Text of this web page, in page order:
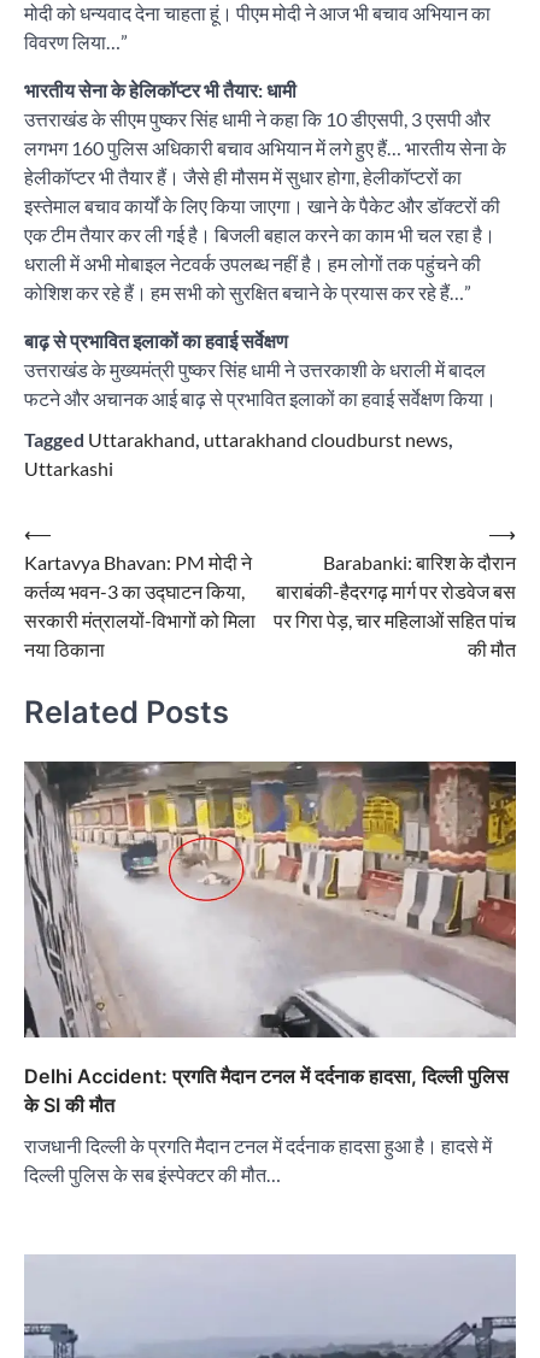
मोदी को धन्यवाद देना चाहता हूं। पीएम मोदी ने आज भी बचाव अभियान का
विवरण लिया…”
भारतीय सेना के हेलिकॉप्टर भी तैयार: धामी
उत्तराखंड के सीएम पुष्कर सिंह धामी ने कहा कि 10 डीएसपी, 3 एसपी और
लगभग 160 पुलिस अधिकारी बचाव अभियान में लगे हुए हैं… भारतीय सेना के
हेलीकॉप्टर भी तैयार हैं। जैसे ही मौसम में सुधार होगा, हेलीकॉप्टरों का
इस्तेमाल बचाव कार्यों के लिए किया जाएगा। खाने के पैकेट और डॉक्टरों की
एक टीम तैयार कर ली गई है। बिजली बहाल करने का काम भी चल रहा है।
धराली में अभी मोबाइल नेटवर्क उपलब्ध नहीं है। हम लोगों तक पहुंचने की
कोशिश कर रहे हैं। हम सभी को सुरक्षित बचाने के प्रयास कर रहे हैं…”
बाढ़ से प्रभावित इलाकों का हवाई सर्वेक्षण
उत्तराखंड के मुख्यमंत्री पुष्कर सिंह धामी ने उत्तरकाशी के धराली में बादल
फटने और अचानक आई बाढ़ से प्रभावित इलाकों का हवाई सर्वेक्षण किया।
Tagged Uttarakhand, uttarakhand cloudburst news,
Uttarkashi
Post
navigation
⟵
Kartavya Bhavan: PM मोदी ने
कर्तव्य भवन-3 का उद्घाटन किया,
सरकारी मंत्रालयों-विभागों को मिला
नया ठिकाना
Barabanki: बारिश के दौरान
बाराबंकी-हैदरगढ़ मार्ग पर रोडवेज बस
पर गिरा पेड़, चार महिलाओं सहित पांच
की मौत
⟶
Related Posts
Delhi Accident: प्रगति मैदान टनल में दर्दनाक हादसा, दिल्ली पुलिस
के SI की मौत
राजधानी दिल्ली के प्रगति मैदान टनल में दर्दनाक हादसा हुआ है। हादसे में
दिल्ली पुलिस के सब इंस्पेक्टर की मौत…